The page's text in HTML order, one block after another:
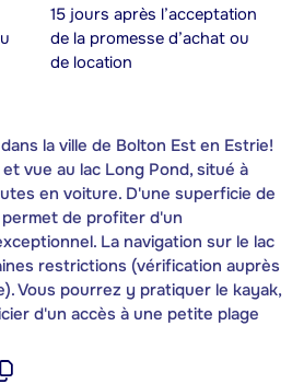
15 jours après l’acceptation
de la promesse d’achat ou
de location
la ville de Bolton Est en Estrie!
vue au lac Long Pond, situé à
en voiture. D'une superficie de
permet de profiter d'un
La navigation sur le lac
restrictions (vérification auprès
Vous pourrez y pratiquer le kayak,
d'un accès à une petite plage